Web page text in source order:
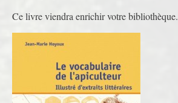
Ce livre viendra enrichir votre bibliothèque.